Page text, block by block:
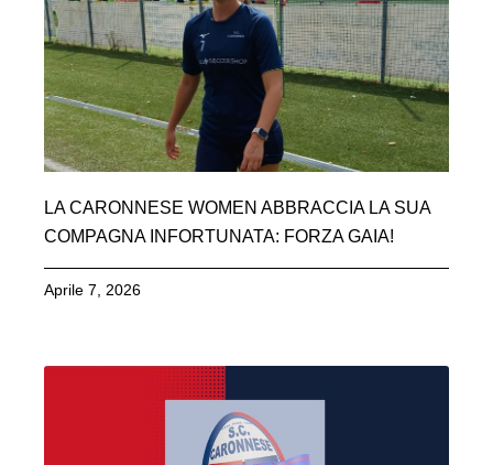
LA CARONNESE WOMEN ABBRACCIA LA SUA
COMPAGNA INFORTUNATA: FORZA GAIA!
Aprile 7, 2026